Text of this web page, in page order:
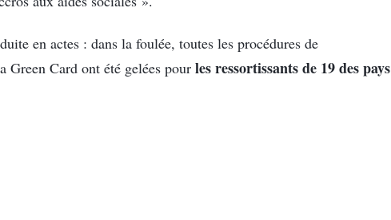
en actes : dans la foulée, toutes les procédures de
Green Card ont été gelées pour les ressortissants de 19 des pays